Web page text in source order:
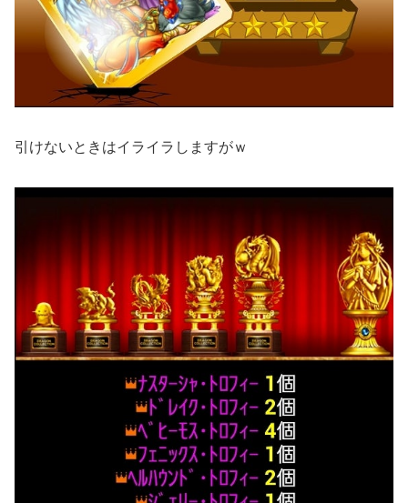
引けないときはイライラしますがｗ